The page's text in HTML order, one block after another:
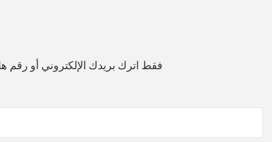
فقط اترك بريدك الإلكتروني أو